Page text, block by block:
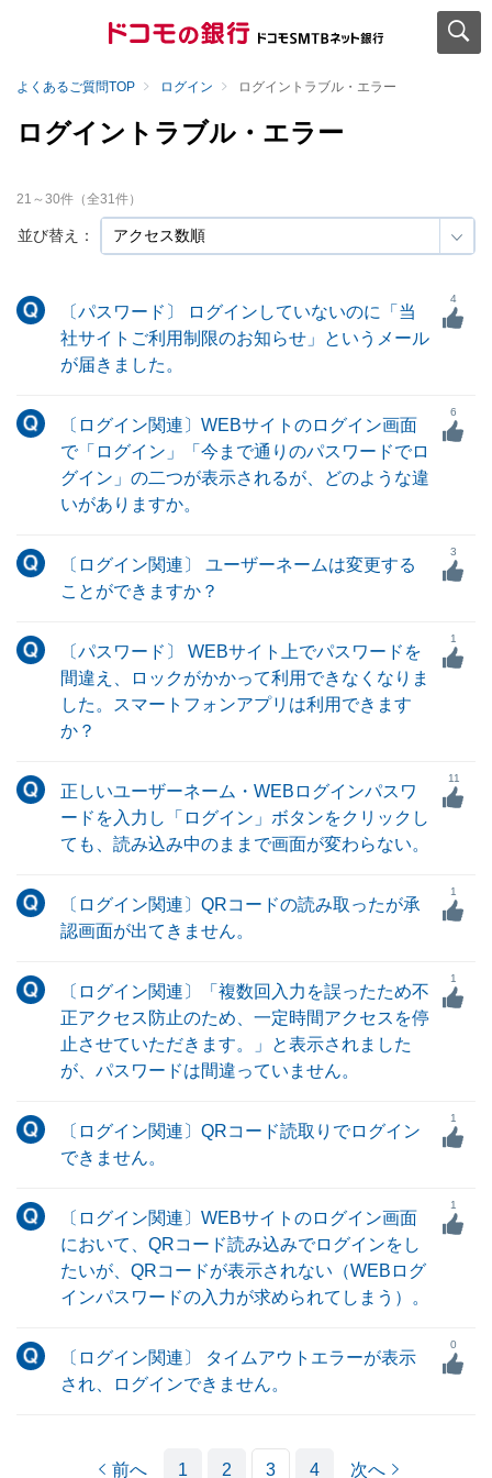
よくあるご質問TOP ログイン ログイントラブル・エラー
ログイントラブル・エラー
並び替え：
21 ～30件（全31件）
〔パスワード〕 ログインしていないのに「当
社サイトご利用制限のお知らせ」というメール
が届きました。
4
〔ログイン関連〕WEBサイトのログイン画面
で「ログイン」「今まで通りのパスワードでロ
グイン」の二つが表示されるが、どのような違
いがありますか。
6
〔ログイン関連〕 ユーザーネームは変更する
ことができますか？
3
〔パスワード〕 WEBサイト上でパスワードを
間違え、ロックがかかって利用できなくなりま
した。スマートフォンアプリは利用できます
か？
1
正しいユーザーネーム・WEBログインパスワ
ードを入力し「ログイン」ボタンをクリックし
ても、読み込み中のままで画面が変わらない。
11
〔ログイン関連〕QRコードの読み取ったが承
認画面が出てきません。
1
〔ログイン関連〕「複数回入力を誤ったため不
正アクセス防止のため、一定時間アクセスを停
止させていただきます。」と表示されました
が、パスワードは間違っていません。
1
〔ログイン関連〕QRコード読取りでログイン
できません。
1
〔ログイン関連〕WEBサイトのログイン画面
において、QRコード読み込みでログインをし
たいが、QRコードが表示されない（WEBログ
インパスワードの入力が求められてしまう）。
1
〔ログイン関連〕 タイムアウトエラーが表示
され、ログインできません。
0
前へ 1 2 3 4 次へ